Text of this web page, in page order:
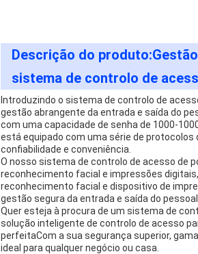
Descrição do
sistema de controlo de
Introduzindo o sistema de controlo de
gestão abrangente da entrada e saída do
com uma capacidade de senha de 1000-
está equipado com uma série de protocolos
confiabilidade e conveniência.
O nosso sistema de controlo de acesso de
reconhecimento facial e impressões
reconhecimento facial e dispositivo de
gestão segura da entrada e saída do pessoal.
Quer esteja à procura de um sistema de
solução inteligente de controlo de acesso
perfeitaCom a sua segurança superior,
ideal para qualquer negócio ou casa.